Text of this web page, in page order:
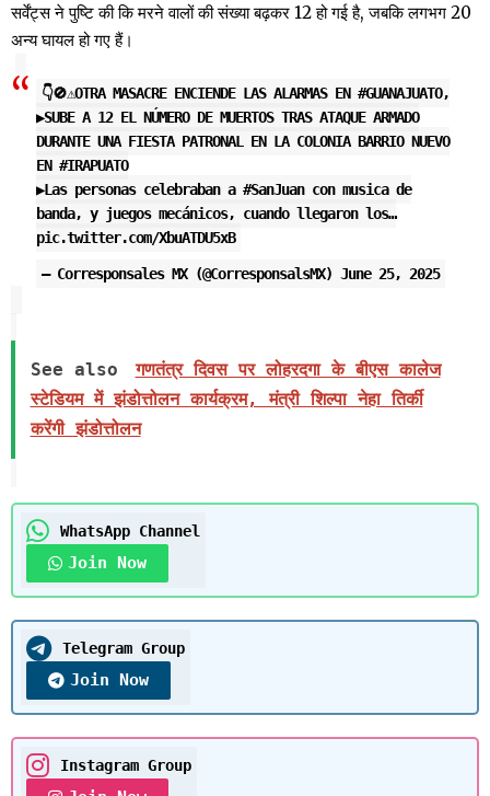
सर्वेंट्स ने पुष्टि की कि मरने वालों की संख्या बढ़कर 12 हो गई है, जबकि लगभग 20
अन्य घायल हो गए हैं।
👇🚫⚠️OTRA MASACRE ENCIENDE LAS ALARMAS EN #GUANAJUATO,
▶️SUBE A 12 EL NÚMERO DE MUERTOS TRAS ATAQUE ARMADO
DURANTE UNA FIESTA PATRONAL EN LA COLONIA BARRIO NUEVO
EN #IRAPUATO
▶️Las personas celebraban a #SanJuancon musica de
banda, y juegos mecánicos, cuando llegaron los…
pic.twitter.com/XbuATDU5xB
— Corresponsales MX (@CorresponsalsMX) June 25, 2025
See also
गणतंत्र दिवस पर लोहरदगा के बीएस कालेज
स्टेडियम में झंडोत्तोलन कार्यक्रम, मंत्री शिल्पा नेहा तिर्की
करेंगी झंडोत्तोलन
WhatsApp Channel
Join Now
Telegram Group
Join Now
Instagram Group